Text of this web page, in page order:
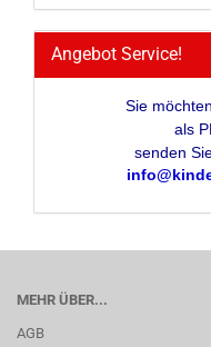
Angebot Service!
Sie
als
senden
MEHR ÜBER...
AGB